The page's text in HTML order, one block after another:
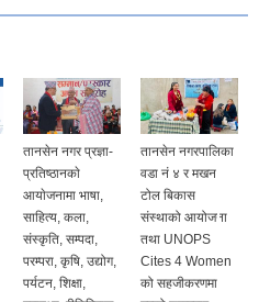
तानसेन नगर प्रज्ञा-
प्रतिष्ठानकाे
आयाेजनामा भाषा,
साहित्य, कला,
संस्कृति, सम्पदा,
परम्परा, कृषि, उद्योग,
पर्यटन, शिक्षा,
तानसेन नगरपालिका
वडा नं ४ र मखन
टोल बिकास
संस्थाको आयोजना
तथा UNOPS
Cites 4 Women
को सहजीकरणमा